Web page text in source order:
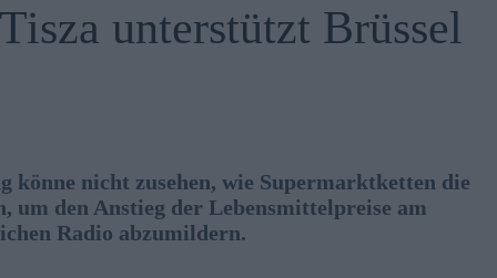
unterstützt Brüssel
nicht zusehen, wie Supermarktketten die
um den Anstieg der Lebensmittelpreise am
Radio abzumildern.